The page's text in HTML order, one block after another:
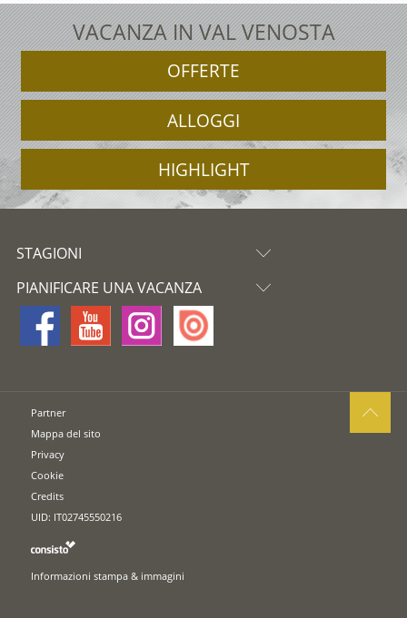
VACANZA IN VAL VENOSTA
OFFERTE
ALLOGGI
HIGHLIGHT
STAGIONI
PIANIFICARE UNA VACANZA
Partner
Mappa del sito
Privacy
Cookie
Credits
UID: IT02745550216
Informazioni stampa & immagini